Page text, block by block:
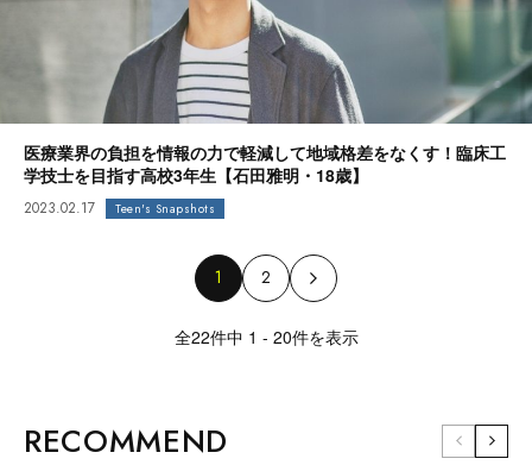
医療業界の負担を情報の力で軽減して地域格差をなくす！臨床工
学技士を目指す高校3年生【石田雅明・18歳】
2023.02.17 Teen's Snapshots
1 2
全22件中 1 - 20件を表示
RECOMMEND